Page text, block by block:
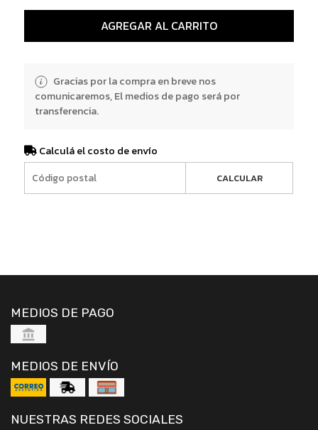
AGREGAR AL CARRITO
Gracias por la compra en breve nos
comunicaremos, El medios de pago será por
transferencia.
Calculá el costo de envío
CALCULAR
MEDIOS DE PAGO
MEDIOS DE ENVÍO
NUESTRAS REDES SOCIALES